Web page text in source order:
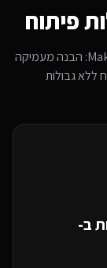
פיתוח
: הבנה מעמיקה
ללא גבולות
ב-